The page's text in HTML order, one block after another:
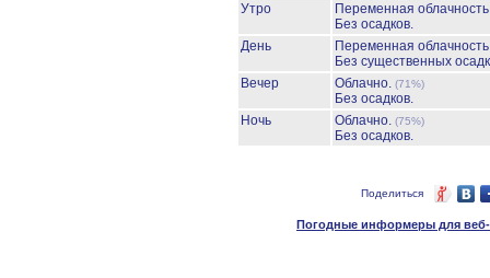
Утро
Переменная
Без осадков.
День
Переменная
Без существенных
Вечер
Облачно. (71%)
Без осадков.
Ночь
Облачно. (75%)
Без осадков.
Поделиться
Погодные информеры для веб-